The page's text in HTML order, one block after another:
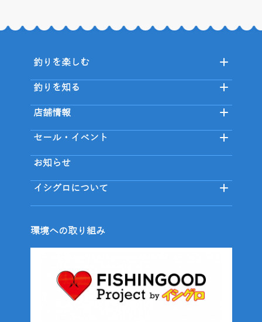
釣りを楽しむ
釣りを知る
店舗情報
セール・イベント
お知らせ
イシグロについて
環境への取り組み